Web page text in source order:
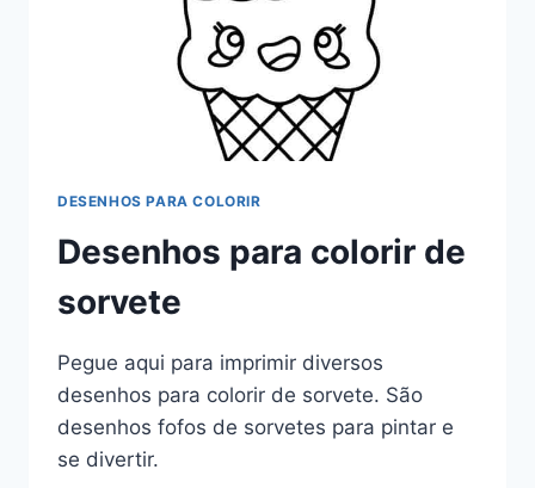
DESENHOS PARA COLORIR
Desenhos para colorir de
sorvete
Pegue aqui para imprimir diversos
desenhos para colorir de sorvete. São
desenhos fofos de sorvetes para pintar e
se divertir.